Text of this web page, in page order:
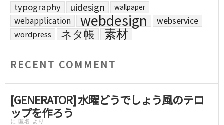
typography uidesign wallpaper
webapplication webdesign webservice
wordpress ネタ帳 素材
RECENT COMMENT
[GENERATOR] 水曜どうでしょう風のテロ
ップを作ろう
に 匿名 より